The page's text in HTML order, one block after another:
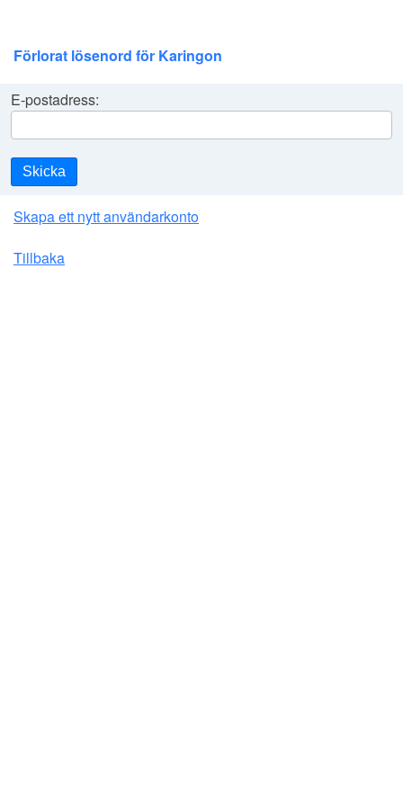
Förlorat lösenord för Karingon
E-postadress:
Skicka
Skapa ett nytt användarkonto
Tillbaka